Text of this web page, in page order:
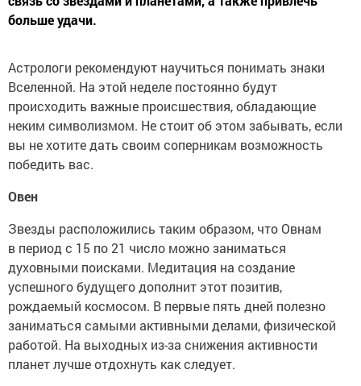
больше удачи.
Астрологи рекомендуют научиться понимать знаки
Вселенной. На этой неделе постоянно будут
происходить важные происшествия, обладающие
неким символизмом. Не стоит об этом забывать, если
вы не хотите дать своим соперникам возможность
победить вас.
Овен
Звезды расположились таким образом, что Овнам
в период с 15 по 21 число можно заниматься
духовными поисками. Медитация на создание
успешного будущего дополнит этот позитив,
рождаемый космосом. В первые пять дней полезно
заниматься самыми активными делами, физической
работой. На выходных из-за снижения активности
планет лучше отдохнуть как следует.